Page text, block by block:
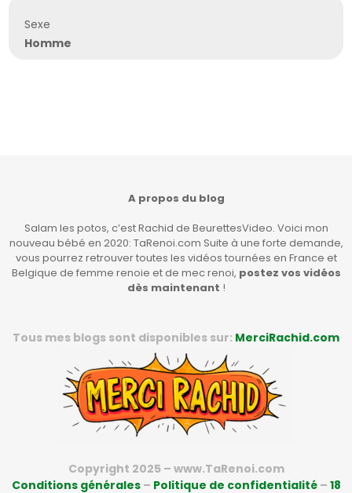
Sexe
Homme
A propos du blog
Salam les potos, c’est Rachid de BeurettesVideo. Voici mon
nouveau bébé en 2020: TaRenoi.com Suite à une forte demande,
vous pourrez retrouver toutes les vidéos tournées en France et
Belgique de femme renoie et de mec renoi, postez vos vidéos
dès maintenant !
Tous mes blogs sont disponibles sur: MerciRachid.com
Copyright 2025 – www.TaRenoi.com
Conditions générales– Politique de confidentialité– 18